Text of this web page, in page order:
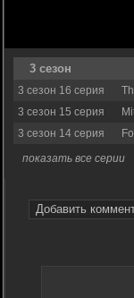
3 сезон
3 сезон 16 серия
3 сезон 15 серия
3 сезон 14 серия
показать все серии
Добавить